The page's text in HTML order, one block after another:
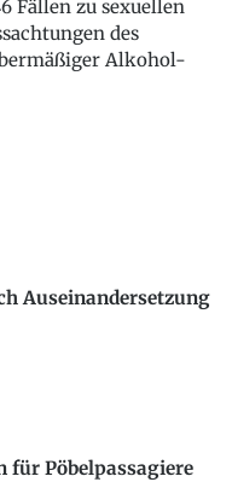
Fällen zu sexuellen
des
Alkohol-
Auseinandersetzung
für Pöbelpassagiere